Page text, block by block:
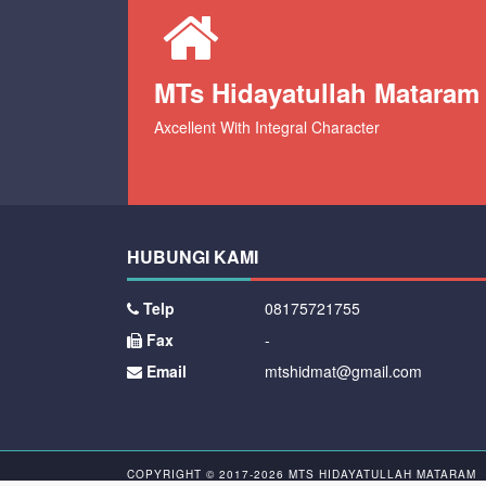
MTs Hidayatullah Mataram
Axcellent With Integral Character
HUBUNGI KAMI
Telp
08175721755
Fax
-
Email
mtshidmat@gmail.com
COPYRIGHT © 2017-2026 MTS HIDAYATULLAH MATARAM